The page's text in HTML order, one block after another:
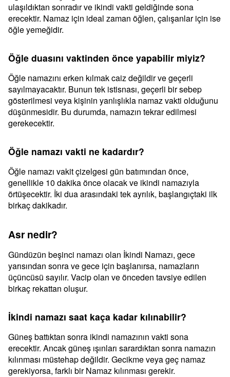
ulaşıldıktan sonradır ve ikindi vakti geldiğinde sona
erecektir. Namaz için ideal zaman öğlen, çalışanlar için ise
öğle yemeğidir.
Öğle duasını vaktinden önce yapabilir miyiz?
Öğle namazını erken kılmak caiz değildir ve geçerli
sayılmayacaktır. Bunun tek istisnası, geçerli bir sebep
gösterilmesi veya kişinin yanlışlıkla namaz vakti olduğunu
düşünmesidir. Bu durumda, namazın tekrar edilmesi
gerekecektir.
Öğle namazı vakti ne kadardır?
Öğle namazı vakit çizelgesi gün batımından önce,
genellikle 10 dakika önce olacak ve ikindi namazıyla
örtüşecektir. İki dua arasındaki tek ayrılık, başlangıçtaki ilk
birkaç dakikadır.
Asr nedir?
Gündüzün beşinci namazı olan İkindi Namazı, gece
yarısından sonra ve gece için başlanırsa, namazların
üçüncüsü sayılır. Vacip olan ve önceden tavsiye edilen
birkaç rekattan oluşur.
İkindi namazı saat kaça kadar kılınabilir?
Güneş battıktan sonra ikindi namazının vakti sona
erecektir. Ancak güneş ışınları sarardıktan sonra namazın
kılınması müstehap değildir. Gecikme veya geç namaz
gerekiyorsa, farklı bir Namaz kılınması gerekir.